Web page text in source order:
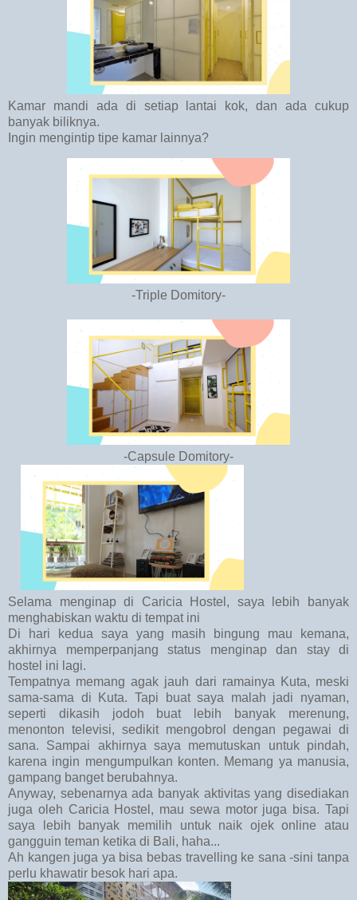
Kamar mandi ada di setiap lantai kok, dan ada cukup
banyak biliknya.
Ingin mengintip tipe kamar lainnya?
-Triple Domitory-
-Capsule Domitory-
Selama menginap di Caricia Hostel, saya lebih banyak
menghabiskan waktu di tempat ini
Di hari kedua saya yang masih bingung mau kemana,
akhirnya memperpanjang status menginap dan stay di
hostel ini lagi.
Tempatnya memang agak jauh dari ramainya Kuta, meski
sama-sama di Kuta. Tapi buat saya malah jadi nyaman,
seperti dikasih jodoh buat lebih banyak merenung,
menonton televisi, sedikit mengobrol dengan pegawai di
sana. Sampai akhirnya saya memutuskan untuk pindah,
karena ingin mengumpulkan konten. Memang ya manusia,
gampang banget berubahnya.
Anyway, sebenarnya ada banyak aktivitas yang disediakan
juga oleh Caricia Hostel, mau sewa motor juga bisa. Tapi
saya lebih banyak memilih untuk naik ojek online atau
gangguin teman ketika di Bali, haha...
Ah kangen juga ya bisa bebas travelling ke sana -sini tanpa
perlu khawatir besok hari apa.